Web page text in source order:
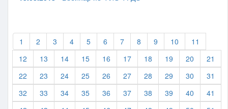
1 2 3 4 5 6 7 8 9 10
11
12
13 14 15 16 17 18 19 20
21
22
23 24 25 26 27 28 29 30
31
32
33 34 35 36 37 38 39 40
41